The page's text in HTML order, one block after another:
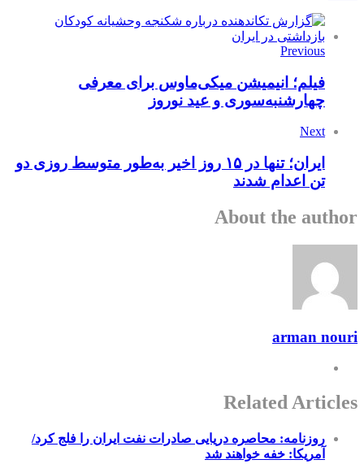
Previous
فیلم؛ انیمیشن میکی‌ماوس برای معرفی
چهارشنبه‌سوری و عید نوروز
Next
ایران؛ تنها در ۱۵ روز اخیر به‌طور متوسط روزی دو
تن اعدام شدند
About the author
arman nouri
Related Articles
روزنامه: محاصره دریایی صادرات نفت ایران را فلج کرد/
آمریکا: خفه خواهند شد